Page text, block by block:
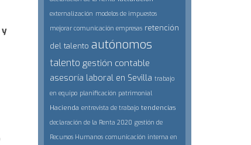
y
externalización modelos de impuestos
mejorar comunicación empresas retención
del talento autónomos
talento gestión contable
asesoría laboral en Sevilla trabajo
en equipo planificación patrimonial
Hacienda entrevista de trabajo tendencias
declaración de la Renta 2020 gestión de
Recursos Humanos comunicación interna en